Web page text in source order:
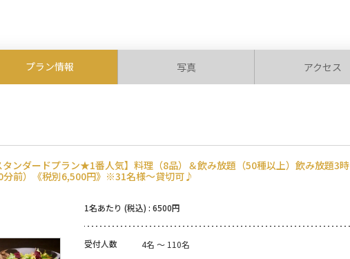
プラン情報 写真 アクセス
タンダードプラン★1番人気】料理（8品）＆飲み放題（50種以上）飲み放題3時
分前）《税別6,500円》※31名様～貸切可♪
1名あたり (税込) : 6500円
受付人数
4名 ～ 110名